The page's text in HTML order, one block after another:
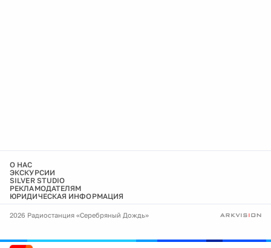
О НАС
ЭКСКУРСИИ
SILVER STUDIO
РЕКЛАМОДАТЕЛЯМ
ЮРИДИЧЕСКАЯ ИНФОРМАЦИЯ
2026 Радиостанция «Серебряный Дождь»